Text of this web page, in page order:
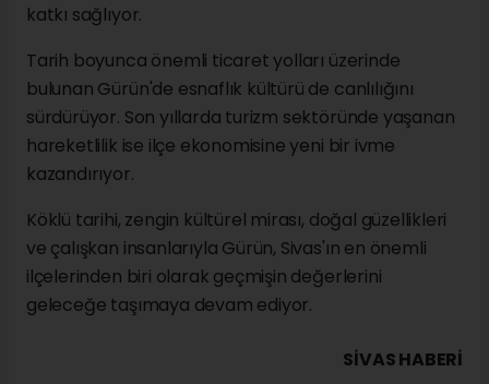
katkı sağlıyor.
Tarih boyunca önemli ticaret yolları üzerinde
bulunan Gürün'de esnaflık kültürü de canlılığını
sürdürüyor. Son yıllarda turizm sektöründe yaşanan
hareketlilik ise ilçe ekonomisine yeni bir ivme
kazandırıyor.
Köklü tarihi, zengin kültürel mirası, doğal güzellikleri
ve çalışkan insanlarıyla Gürün, Sivas'ın en önemli
ilçelerinden biri olarak geçmişin değerlerini
geleceğe taşımaya devam ediyor.
SIVAS HABERİ